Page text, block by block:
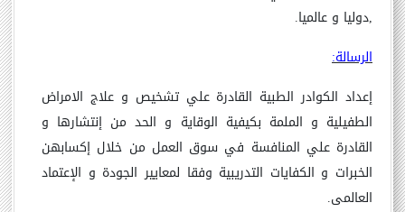
,دوليا و عالميا.
الرسالة:
إعداد الكوادر الطبية القادرة علي تشخيص و علاج الامراض
الطفيلية و الملمة بكيفية الوقاية و الحد من إنتشارها و
القادرة علي المنافسة في سوق العمل من خلال إكسابهن
الخبرات و الكفايات التدريبية وفقا لمعايير الجودة و الإعتماد
العالمى.